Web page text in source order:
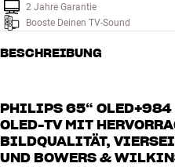
2 Jahre Garantie
Booste Deinen TV-Sound
BESCHREIBUNG
PHILIPS 65“ OLED+984
OLED-TV MIT
BILDQUALITÄT,
UND BOWERS &